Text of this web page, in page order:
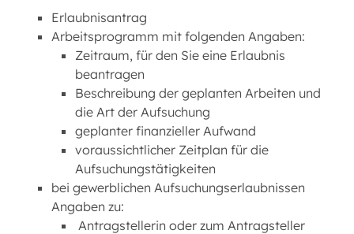
Erlaubnisantrag
Arbeitsprogramm mit folgenden Angaben:
Zeitraum, für den Sie eine Erlaubnis
beantragen
Beschreibung der geplanten Arbeiten und
die Art der Aufsuchung
geplanter finanzieller Aufwand
voraussichtlicher Zeitplan für die
Aufsuchungstätigkeiten
bei gewerblichen Aufsuchungserlaubnissen
Angaben zu:
Antragstellerin oder zum Antragsteller